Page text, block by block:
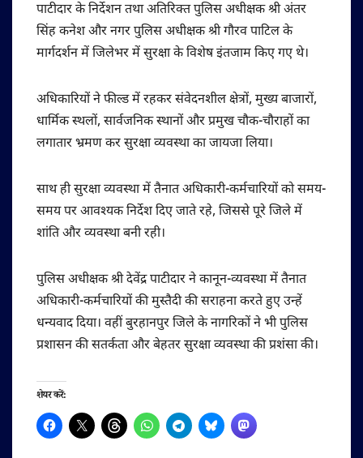
पाटीदार के निर्देशन तथा अतिरिक्त पुलिस अधीक्षक श्री अंतर
सिंह कनेश और नगर पुलिस अधीक्षक श्री गौरव पाटिल के
मार्गदर्शन में जिलेभर में सुरक्षा के विशेष इंतजाम किए गए थे।
अधिकारियों ने फील्ड में रहकर संवेदनशील क्षेत्रों, मुख्य बाजारों,
धार्मिक स्थलों, सार्वजनिक स्थानों और प्रमुख चौक-चौराहों का
लगातार भ्रमण कर सुरक्षा व्यवस्था का जायजा लिया।
साथ ही सुरक्षा व्यवस्था में तैनात अधिकारी-कर्मचारियों को समय-
समय पर आवश्यक निर्देश दिए जाते रहे, जिससे पूरे जिले में
शांति और व्यवस्था बनी रही।
पुलिस अधीक्षक श्री देवेंद्र पाटीदार ने कानून-व्यवस्था में तैनात
अधिकारी-कर्मचारियों की मुस्तैदी की सराहना करते हुए उन्हें
धन्यवाद दिया। वहीं बुरहानपुर जिले के नागरिकों ने भी पुलिस
प्रशासन की सतर्कता और बेहतर सुरक्षा व्यवस्था की प्रशंसा की।
शेयर करें: